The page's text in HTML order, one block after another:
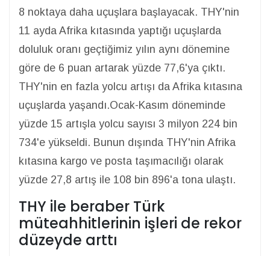
8 noktaya daha uçuşlara başlayacak. THY'nin
11 ayda Afrika kıtasında yaptığı uçuşlarda
doluluk oranı geçtiğimiz yılın aynı dönemine
göre de 6 puan artarak yüzde 77,6'ya çıktı.
THY'nin en fazla yolcu artışı da Afrika kıtasına
uçuşlarda yaşandı.Ocak-Kasım döneminde
yüzde 15 artışla yolcu sayısı 3 milyon 224 bin
734'e yükseldi. Bunun dışında THY'nin Afrika
kıtasına kargo ve posta taşımacılığı olarak
yüzde 27,8 artış ile 108 bin 896'a tona ulaştı.
THY ile beraber Türk
müteahhitlerinin işleri de rekor
düzeyde arttı